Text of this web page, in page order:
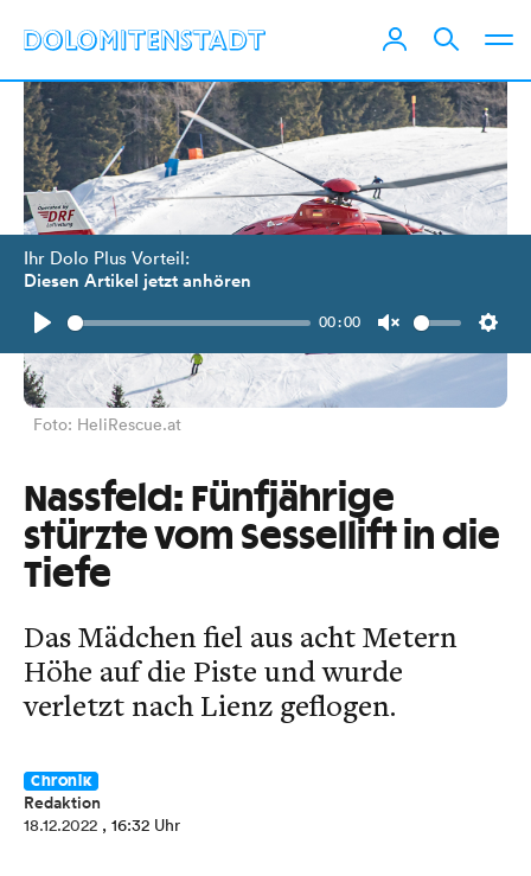
Ihr Dolo Plus Vorteil:
Diesen Artikel jetzt anhören
Play
00:00
Unmute
Foto: HeliRescue.at
Nassfeld: Fünfjährige
stürzte vom Sessellift in die
Tiefe
Das Mädchen fiel aus acht Metern
Höhe auf die Piste und wurde
verletzt nach Lienz geflogen.
Chronik
Redaktion
18.12.2022 , 16:32 Uhr